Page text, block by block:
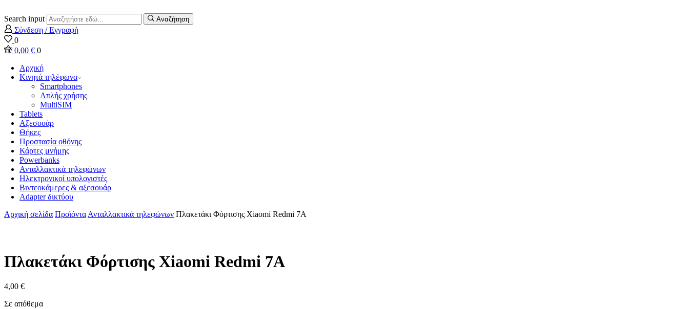
Search input Αναζήτηση
Σύνδεση / Εγγραφή
0
0,00 € 0
Αρχική
Κινητά τηλέφωνα
Smartphones
Απλής χρήσης
MultiSIM
Tablets
Αξεσουάρ
Θήκες
Προστασία οθόνης
Κάρτες μνήμης
Powerbanks
Ανταλλακτικά τηλεφώνων
Ηλεκτρονικοί υπολογιστές
Βιντεοκάμερες & αξεσουάρ
Adapter δικτύου
Αρχική σελίδα Προϊόντα Ανταλλακτικά τηλεφώνων Πλακετάκι Φόρτισης Xiaomi Redmi 7A
Πλακετάκι Φόρτισης Xiaomi Redmi 7A
4,00 €
Σε απόθεμα